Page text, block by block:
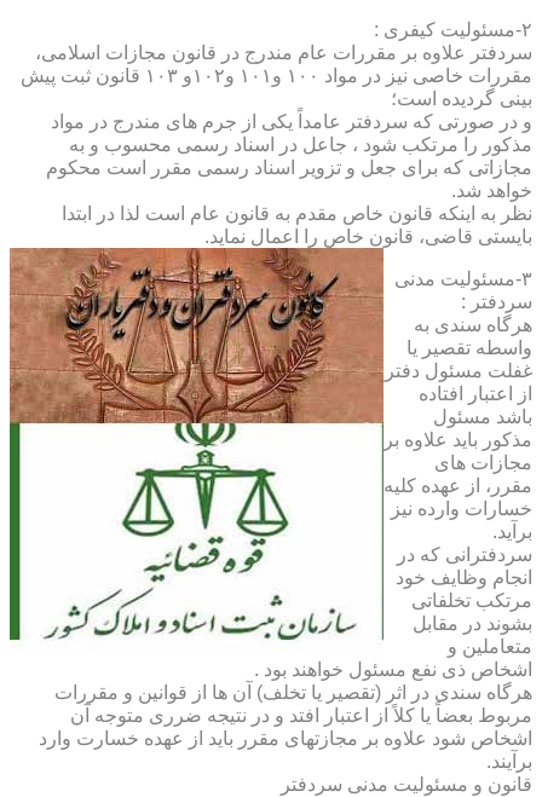
۲-مسئولیت کیفری :
سردفتر علاوه بر مقررات عام مندرج در قانون مجازات اسلامی،
مقررات خاصی نیز در مواد ۱۰۰ و۱۰۱ و۱۰۲و ۱۰۳ قانون ثبت پیش
بینی گردیده است؛
و در صورتی که سردفتر عامداً یکی از جرم های مندرج در مواد
مذکور را مرتکب شود ، جاعل در اسناد رسمی محسوب و به
مجازاتی که برای جعل و تزویر اسناد رسمی مقرر است محکوم
خواهد شد.
نظر به اینکه قانون خاص مقدم به قانون عام است لذا در ابتدا
بایستی قاضی، قانون خاص را اعمال نماید.
۳-مسئولیت مدنی
سردفتر :
هرگاه سندی به
واسطه تقصیر یا
غفلت مسئول دفتر
از اعتبار افتاده
باشد مسئول
مذکور باید علاوه بر
مجازات های
مقرر، از عهده کلیه
خسارات وارده نیز
برآید.
سردفترانی که در
انجام وظایف خود
مرتکب تخلفاتی
بشوند در مقابل
متعاملین و
اشخاص ذی نفع مسئول خواهند بود .
هرگاه سندی در اثر (تقصیر یا تخلف) آن ها از قوانین و مقررات
مربوط بعضاً یا کلاً از اعتبار افتد و در نتیجه ضرری متوجه آن
اشخاص شود علاوه بر مجازتهای مقرر باید از عهده خسارت وارد
برآیند.
قانون و مسئولیت مدنی سردفتر